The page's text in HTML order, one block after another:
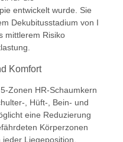
entwickelt wurde. Sie
Dekubitusstadium von I
mittlerem Risiko
Komfort
Zonen HR-Schaumkern
, Hüft-, Bein- und
eine Reduzierung
Körperzonen
Liegeposition.